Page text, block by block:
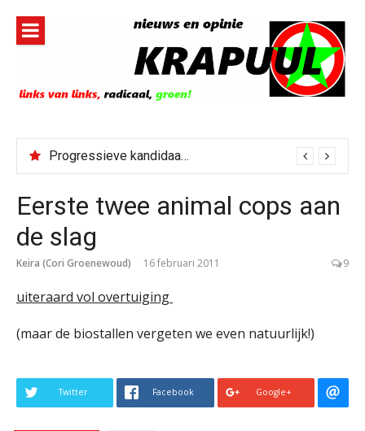
inhoud
Progressieve kandidaat El-Sayed senaatskandidaat Michigan
Eerste twee animal cops aan
de slag
Keira (Cori Groenewoud) 16 februari 2011 9
uiteraard vol overtuiging
(maar de biostallen vergeten we even natuurlijk!)
Twitter Facebook Google+